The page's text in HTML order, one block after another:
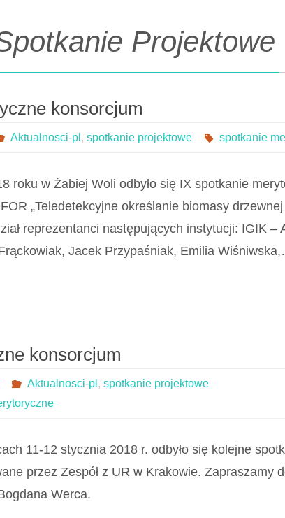
Projektowe
konsorcjum
Aktualnosci-pl ,spotkanie projektowe spotkanie
roku w Żabiej Woli odbyło się IX spotkanie
„Teledetekcyjne określanie biomasy
reprezentanci następujących instytucji: IGIK –
Jacek Przypaśniak, Emilia
konsorcjum
Aktualnosci-pl ,spotkanie projektowe
11-12 stycznia 2018 r. odbyło się kolejne
przez Zespół z UR w Krakowie. Zapraszamy
Werca.